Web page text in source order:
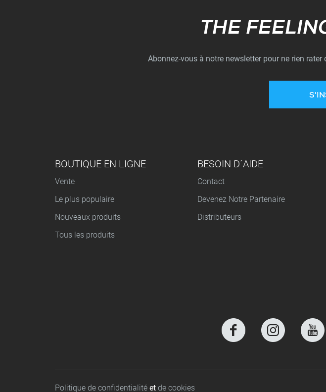
THE
Abonnez-vous à notre newsletter pour ne rien
MENU DU PIED DE PAGE
BOUTIQUE EN LIGNE
Vente
Le plus populaire
Nouveaux produits
Tous les produits
BESOIN D´AIDE
Contact
Devenez Notre Partenaire
Distributeurs
Footer bottom
Politique de confidentialité et de cookies